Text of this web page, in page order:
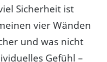
Sicherheit ist
vier Wänden
und was nicht
Gefühl –